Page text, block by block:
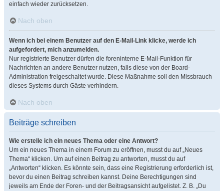
einfach wieder zurücksetzen.
Nach oben
Wenn ich bei einem Benutzer auf den E-Mail-Link klicke, werde ich
aufgefordert, mich anzumelden.
Nur registrierte Benutzer dürfen die foreninterne E-Mail-Funktion für
Nachrichten an andere Benutzer nutzen, falls diese von der Board-
Administration freigeschaltet wurde. Diese Maßnahme soll den Missbrauch
dieses Systems durch Gäste verhindern.
Nach oben
Beiträge schreiben
Wie erstelle ich ein neues Thema oder eine Antwort?
Um ein neues Thema in einem Forum zu eröffnen, musst du auf „Neues
Thema“ klicken. Um auf einen Beitrag zu antworten, musst du auf
„Antworten“ klicken. Es könnte sein, dass eine Registrierung erforderlich ist,
bevor du einen Beitrag schreiben kannst. Deine Berechtigungen sind
jeweils am Ende der Foren- und der Beitragsansicht aufgelistet. Z. B. „Du